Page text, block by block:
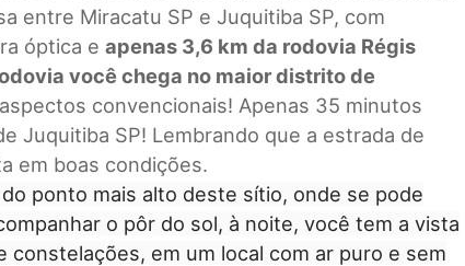
entre Miracatu SP e Juquitiba SP, com
óptica e apenas 3,6 km da rodovia Régis
você chega no maior distrito de
convencionais! Apenas 35 minutos
Juquitiba SP! Lembrando que a estrada de
em boas condições.
ponto mais alto deste sítio, onde se pode
o pôr do sol, à noite, você tem a vista
em um local com ar puro e sem